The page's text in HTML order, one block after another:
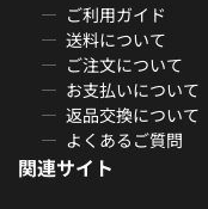
ご利用ガイド
送料について
ご注文について
お支払いについて
返品交換について
よくあるご質問
関連サイト